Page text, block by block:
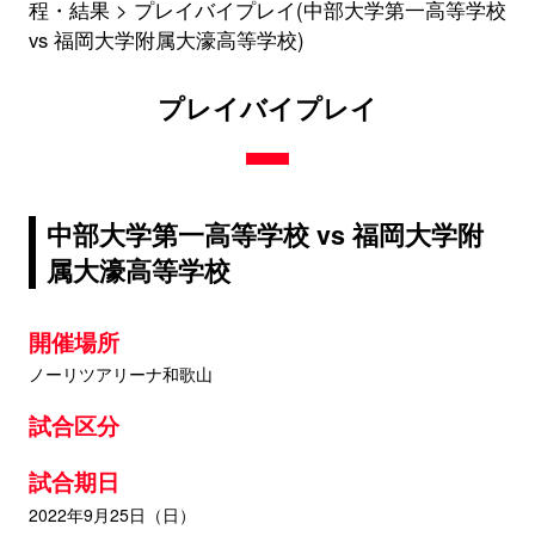
程・結果
プレイバイプレイ(中部大学第一高等学校
vs 福岡大学附属大濠高等学校)
プレイバイプレイ
中部大学第一高等学校 vs 福岡大学附
属大濠高等学校
開催場所
ノーリツアリーナ和歌山
試合区分
試合期日
2022年9月25日（日）